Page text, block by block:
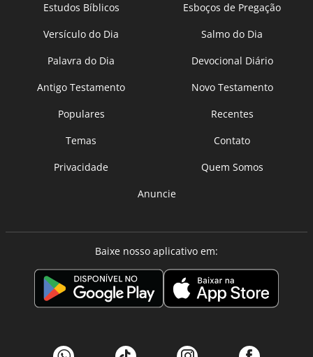
Estudos Bíblicos
Esboços de Pregação
Versículo do Dia
Salmo do Dia
Palavra do Dia
Devocional Diário
Antigo Testamento
Novo Testamento
Populares
Recentes
Temas
Contato
Privacidade
Quem Somos
Anuncie
Baixe nosso aplicativo em: